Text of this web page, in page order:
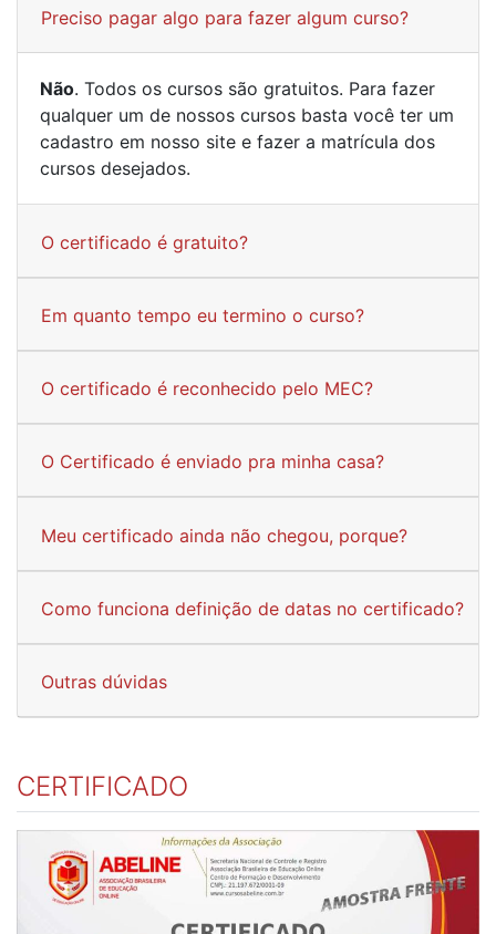
Preciso pagar algo para fazer algum curso?
Não. Todos os cursos são gratuitos. Para fazer
qualquer um de nossos cursos basta você ter um
cadastro em nosso site e fazer a matrícula dos
cursos desejados.
O certificado é gratuito?
Em quanto tempo eu termino o curso?
O certificado é reconhecido pelo MEC?
O Certificado é enviado pra minha casa?
Meu certificado ainda não chegou, porque?
Como funciona definição de datas no certificado?
Outras dúvidas
CERTIFICADO